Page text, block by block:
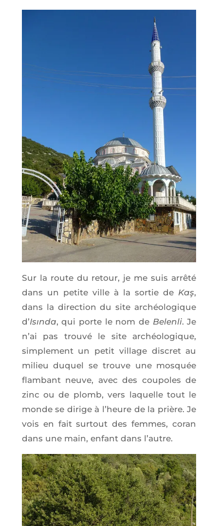
Sur la route du retour, je me suis arrê­té
dans un petite ville à la sor­tie de Kaş,
dans la direc­tion du site archéo­lo­gique
d’Isın­da, qui porte le nom de Belen­li. Je
n’ai pas trou­vé le site archéo­lo­gique,
sim­ple­ment un petit vil­lage dis­cret au
milieu duquel se trouve une mos­quée
flam­bant neuve, avec des cou­poles de
zinc ou de plomb, vers laquelle tout le
monde se dirige à l’heure de la prière. Je
vois en fait sur­tout des femmes, coran
dans une main, enfant dans l’autre.